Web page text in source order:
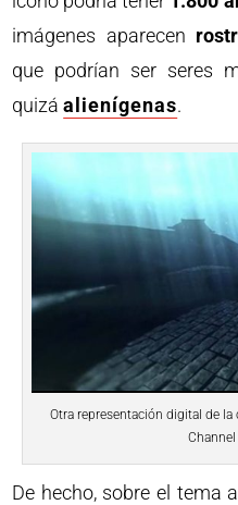
imágenes aparecen
que podrían ser seres
quizáalienígenas.
Otra representación digital de
De hecho, sobre el tema